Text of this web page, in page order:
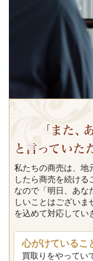
私たちの商売は、地
したら商売を続ける
なので「明日、あな
しいことはござい
を込めて対応してい
心がけているこ
買取りをやってい